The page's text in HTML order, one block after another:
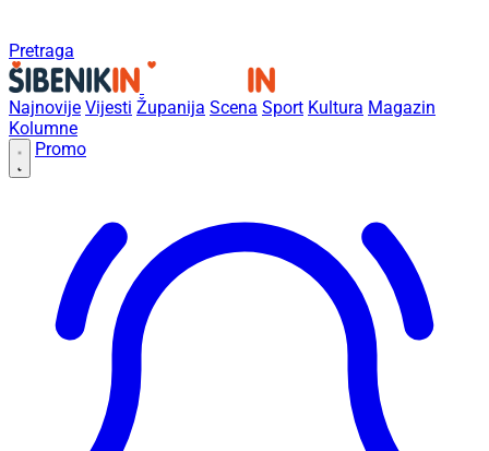
Pretraga
Najnovije Vijesti Županija Scena Sport Kultura Magazin
Kolumne
Promo